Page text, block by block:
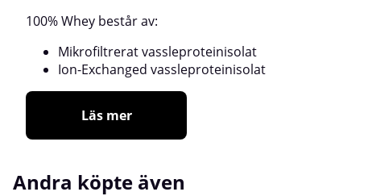
100% Whey består av:
Mikrofiltrerat vassleproteinisolat
Ion-Exchanged vassleproteinisolat
Läs mer
Andra köpte även